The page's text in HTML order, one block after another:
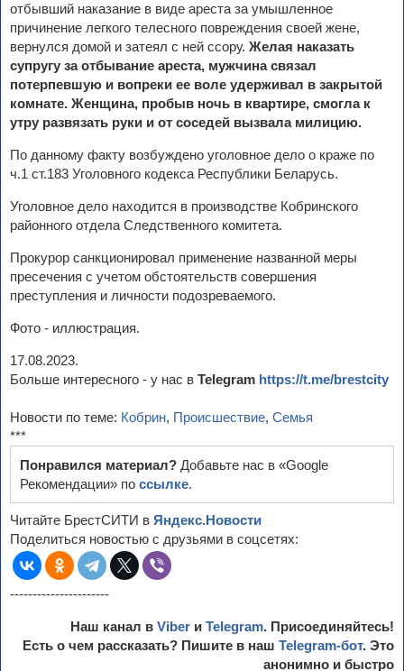
отбывший наказание в виде ареста за умышленное
причинение легкого телесного повреждения своей жене,
вернулся домой и затеял с ней ссору. Желая наказать
супругу за отбывание ареста, мужчина связал
потерпевшую и вопреки ее воле удерживал в закрытой
комнате. Женщина, пробыв ночь в квартире, смогла к
утру развязать руки и от соседей вызвала милицию.
По данному факту возбуждено уголовное дело о краже по
ч.1 ст.183 Уголовного кодекса Республики Беларусь.
Уголовное дело находится в производстве Кобринского
районного отдела Следственного комитета.
Прокурор санкционировал применение названной меры
пресечения с учетом обстоятельств совершения
преступления и личности подозреваемого.
Фото - иллюстрация.
17.08.2023.
Больше интересного - у нас в Telegram https://t.me/brestcity
Новости по теме: Кобрин, Происшествие, Семья
***
Понравился материал? Добавьте нас в «Google
Рекомендации» по ссылке.
Читайте БрестСИТИ в Яндекс.Новости
Поделиться новостью с друзьями в соцсетях:
----------------------
Наш канал в Viber и Telegram. Присоединяйтесь!
Есть о чем рассказать? Пишите в наш Telegram-бот. Это
анонимно и быстро